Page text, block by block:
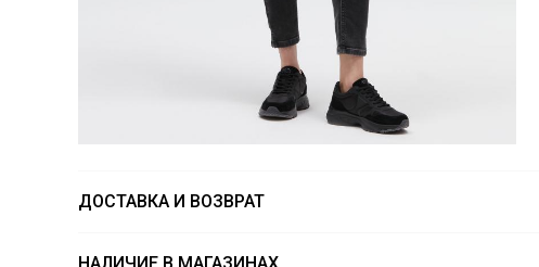
ДОСТАВКА И ВОЗВРАТ
НАЛИЧИЕ В МАГАЗИНАХ